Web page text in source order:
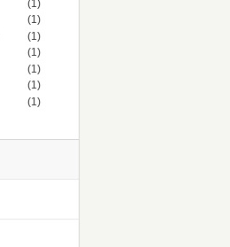
(1)
(1)
(1)
(1)
(1)
(1)
(1)